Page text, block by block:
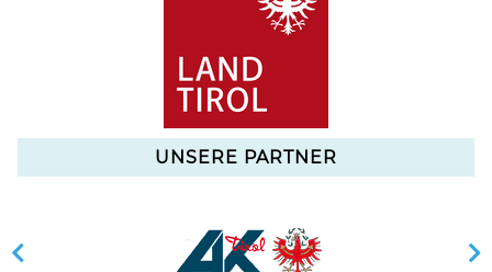
UNSERE PARTNER